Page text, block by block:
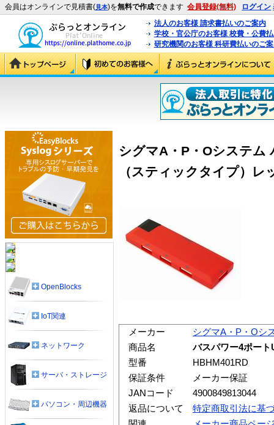
会員はオンラインで見積書(見本)を無料で作成できます 会員登録(無料) ログイン
法人のお客様 請求書払いのご案内
学校・官公庁のお客様 校費・公費
研究機関のお客様 科研費払いのご
シグマA・P・Oシステム
（スティックタイプ）レ
メーカー
シグマA・P・Oシ
商品名
バスパワー4ポー
型番
HBHM401RD
保証条件
メーカー保証
JANコード
4900849813044
返品について
特定商取引法に基
OpenBlocks
IoT関連
ネットワーク
サーバ・ストレージ
パソコン・周辺機器